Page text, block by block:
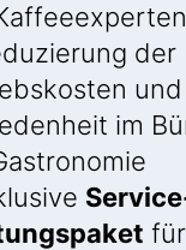
der
im
für